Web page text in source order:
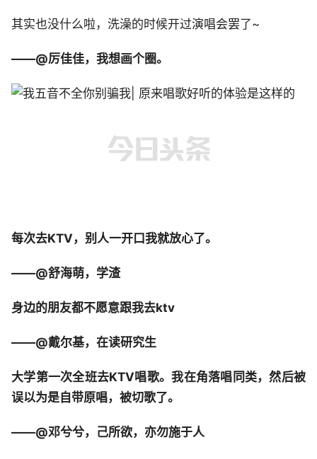
其实也没什么啦，洗澡的时候开过演唱会罢了~
——@厉佳佳，我想画个圈。
每次去KTV，别人一开口我就放心了。
——@舒海萌，学渣
身边的朋友都不愿意跟我去ktv
——@戴尔基，在读研究生
大学第一次全班去KTV唱歌。我在角落唱同类，然后被
误以为是自带原唱，被切歌了。
——@邓兮兮，己所欲，亦勿施于人